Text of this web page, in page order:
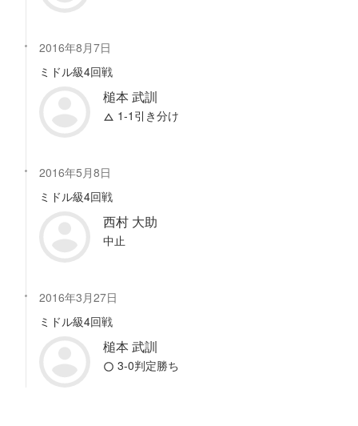
2016年8月7日
ミドル級4回戦
槌本 武訓
1-1引き分け
2016年5月8日
ミドル級4回戦
西村 大助
中止
2016年3月27日
ミドル級4回戦
槌本 武訓
3-0判定勝ち